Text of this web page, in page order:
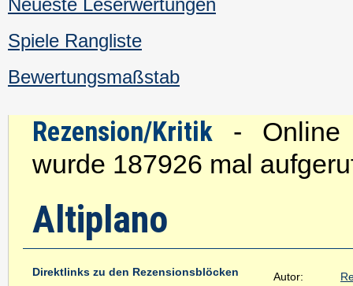
Neueste Leserwertungen
Spiele Rangliste
Bewertungsmaßstab
Rezension/Kritik - Online
wurde 187926 mal
Altiplano
Direktlinks zu den Rezensionsblöcken
Autor: